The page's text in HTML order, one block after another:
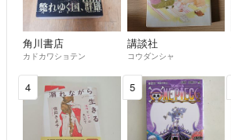
角川書店
カドカワショテン
講談社
コウダンシャ
4 5